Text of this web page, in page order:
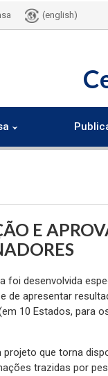
(english)
E
foi desenvolvida
de apresentar
10 Estados, para
projeto que torna
trazidas por